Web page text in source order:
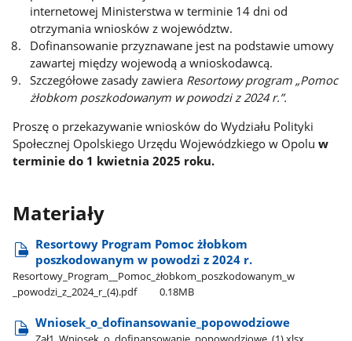
internetowej Ministerstwa w terminie 14 dni od
otrzymania wniosków z województw.
Dofinansowanie przyznawane jest na podstawie umowy
zawartej między wojewodą a wnioskodawcą.
Szczegółowe zasady zawiera Resortowy program „Pomoc
żłobkom poszkodowanym w powodzi z 2024 r.”.
Proszę o przekazywanie wniosków do Wydziału Polityki
Społecznej Opolskiego Urzędu Wojewódzkiego w Opoluw
terminie do 1 kwietnia 2025 roku.
Materiały
Resortowy Program Pomoc żłobkom
poszkodowanym w powodzi z 2024 r.
Resortowy​_Program​_​_Pomoc​_żłobkom​_poszkodowanym​_w​
_powodzi​_z​_2024​_r​_(4).pdf
0.18MB
Wniosek​_o​_dofinansowanie​_popowodziowe